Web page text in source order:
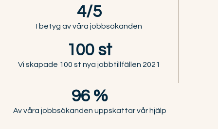
4/5
I betyg av våra jobbsökanden
100 st
Vi skapade 100 st nya jobbtillfällen 2021
96 %
Av våra jobbsökanden uppskattar vår hjälp